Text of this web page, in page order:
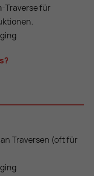
Traverse für
Traversen (oft für